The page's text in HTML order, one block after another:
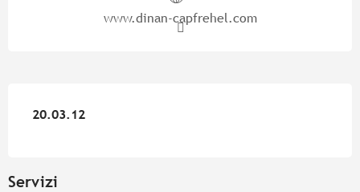
www.dinan-capfrehel.com
20.03.12
20.03.12
Servizi